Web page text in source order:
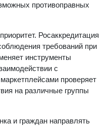
противоправных
Росаккредитация
требований при
инструменты
с
проверяет
на различные группы
и граждан направлять